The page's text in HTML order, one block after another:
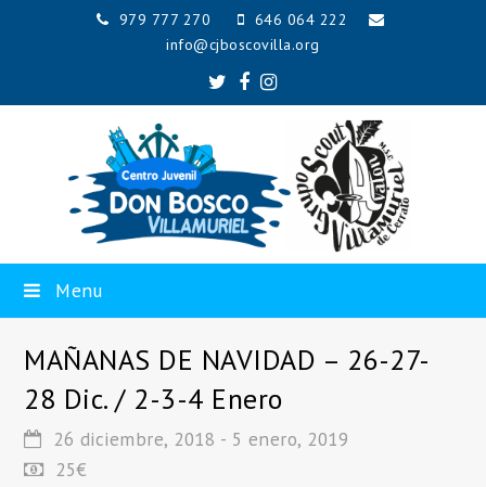
979 777 270
646 064 222
info@cjboscovilla.org
TwitterFacebook
Instagram
Menu
MAÑANAS DE NAVIDAD – 26-27-
28 Dic. / 2-3-4 Enero
26 diciembre, 2018 - 5 enero, 2019
25€